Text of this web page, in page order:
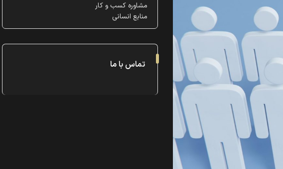
مشاوره کسب و کار
منابع انسانی
تماس با ما